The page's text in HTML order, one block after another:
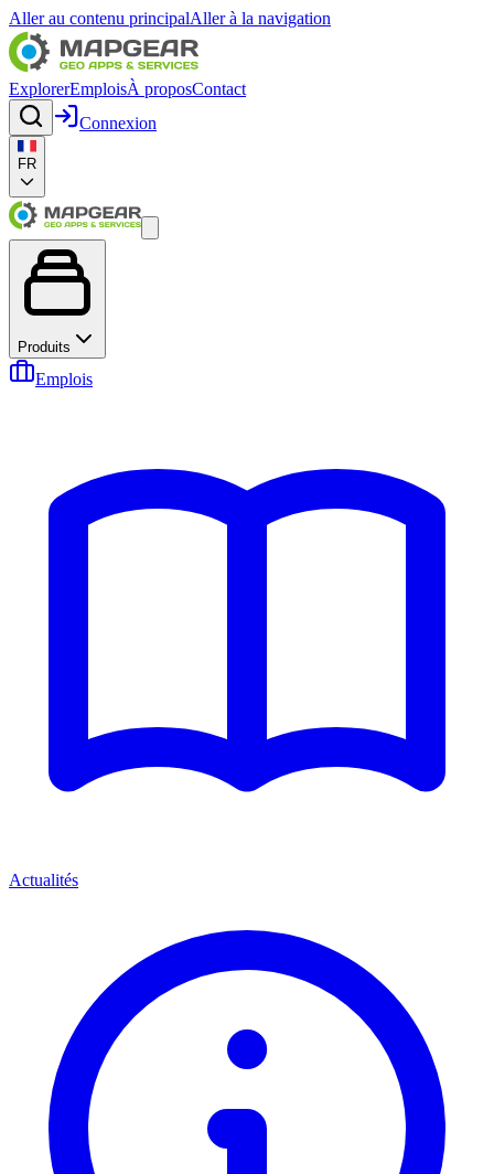
Aller au contenu principalAller à la navigation
ExplorerEmploisÀ proposContact
Connexion
FR
Produits
Emplois
Actualités